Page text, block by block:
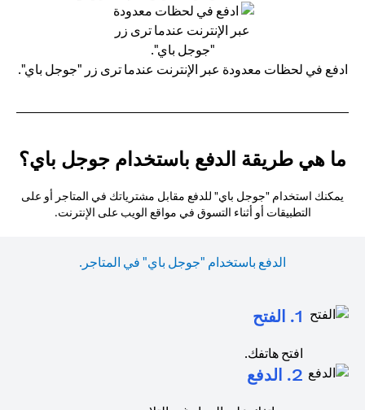
ادفع في لحظات معدودة عبر الإنترنت عندما ترى زر "جوجل باي".
ما هي طريقة الدفع باستخدام جوجل باي؟
يمكنك استخدام "جوجل باي" للدفع مقابل مشترياتك في المتاجر أو على
التطبيقات أو أثناء التسوق في مواقع الويب على الإنترنت.
الدفع باستخدام "جوجل باي" في المتاجر.
1. الفتح
افتح هاتفك.
2. الدفع